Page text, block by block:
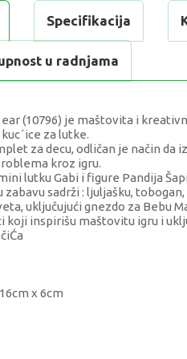
Specifikacija
u radnjama
(10796) je maštovita i
za lutke.
za decu, odličan je način
kroz igru.
lutku Gabi i figure Pandija
zabavu sadrži : ljuljašku,
uključujući gnezdo za Bebu
koji inspirišu maštovitu igru i
x 6cm